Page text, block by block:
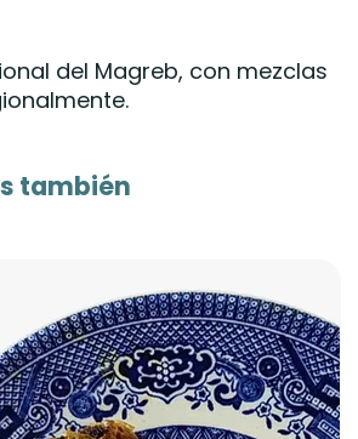
del Magreb, con mezclas
también